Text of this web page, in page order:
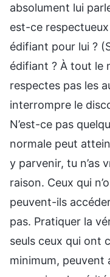
absolument lui
est-ce respectueux
édifiant pour lui ?
édifiant ? À tout le
respectes pas les
interrompre le
N’est-ce pas
normale peut
y parvenir, tu n’as
raison. Ceux qui
peuvent-ils
pas. Pratiquer la
seuls ceux qui ont
minimum, peuvent